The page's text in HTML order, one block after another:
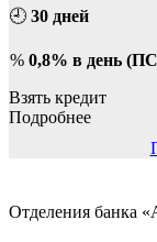
🕘 30 дней
% 0,8% в день
Взять кредит
Подробнее
Отделения банка